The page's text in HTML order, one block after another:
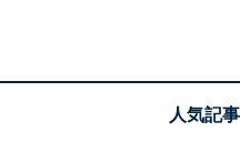
「もちろん実朝としては
く、まだ“この先（の人生